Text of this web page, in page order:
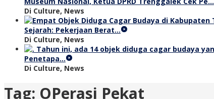
Di Culture, News
Sejarah: Pekerjaan Berat…
Di Culture, News
Penetapa…
Di Culture, News
Tag: OPerasi Pekat